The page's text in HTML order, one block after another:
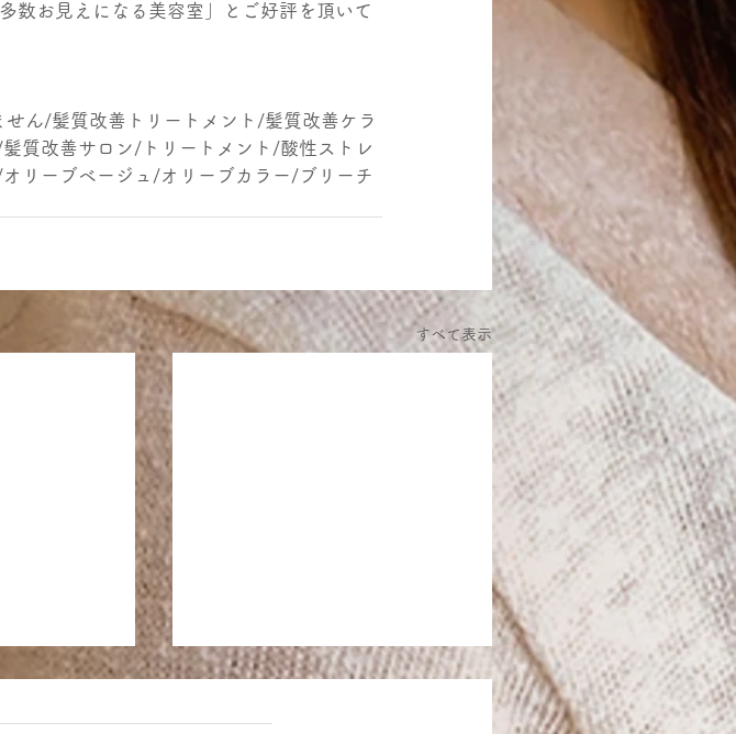
数お見えになる美容室」とご好評を頂いて
ん/髪質改善トリートメント/髪質改善ケラ
質改善サロン/トリートメント/酸性ストレ
リーブベージュ/オリーブカラー/ブリーチ
すべて表示